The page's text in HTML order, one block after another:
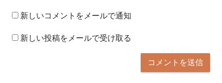
新しいコメントをメールで通知
新しい投稿をメールで受け取る